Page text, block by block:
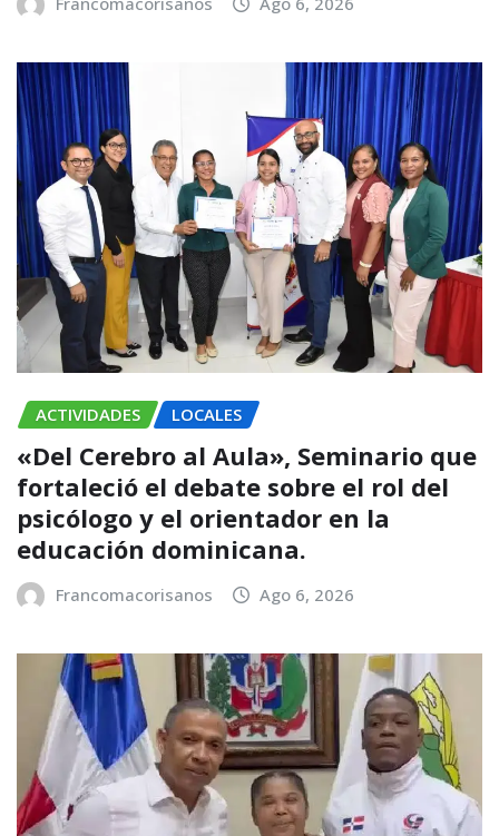
ACTIVIDADES LOCALES
«Del Cerebro al Aula», Seminario que
fortaleció el debate sobre el rol del
psicólogo y el orientador en la
educación dominicana.
Francomacorisanos Ago 6, 2026